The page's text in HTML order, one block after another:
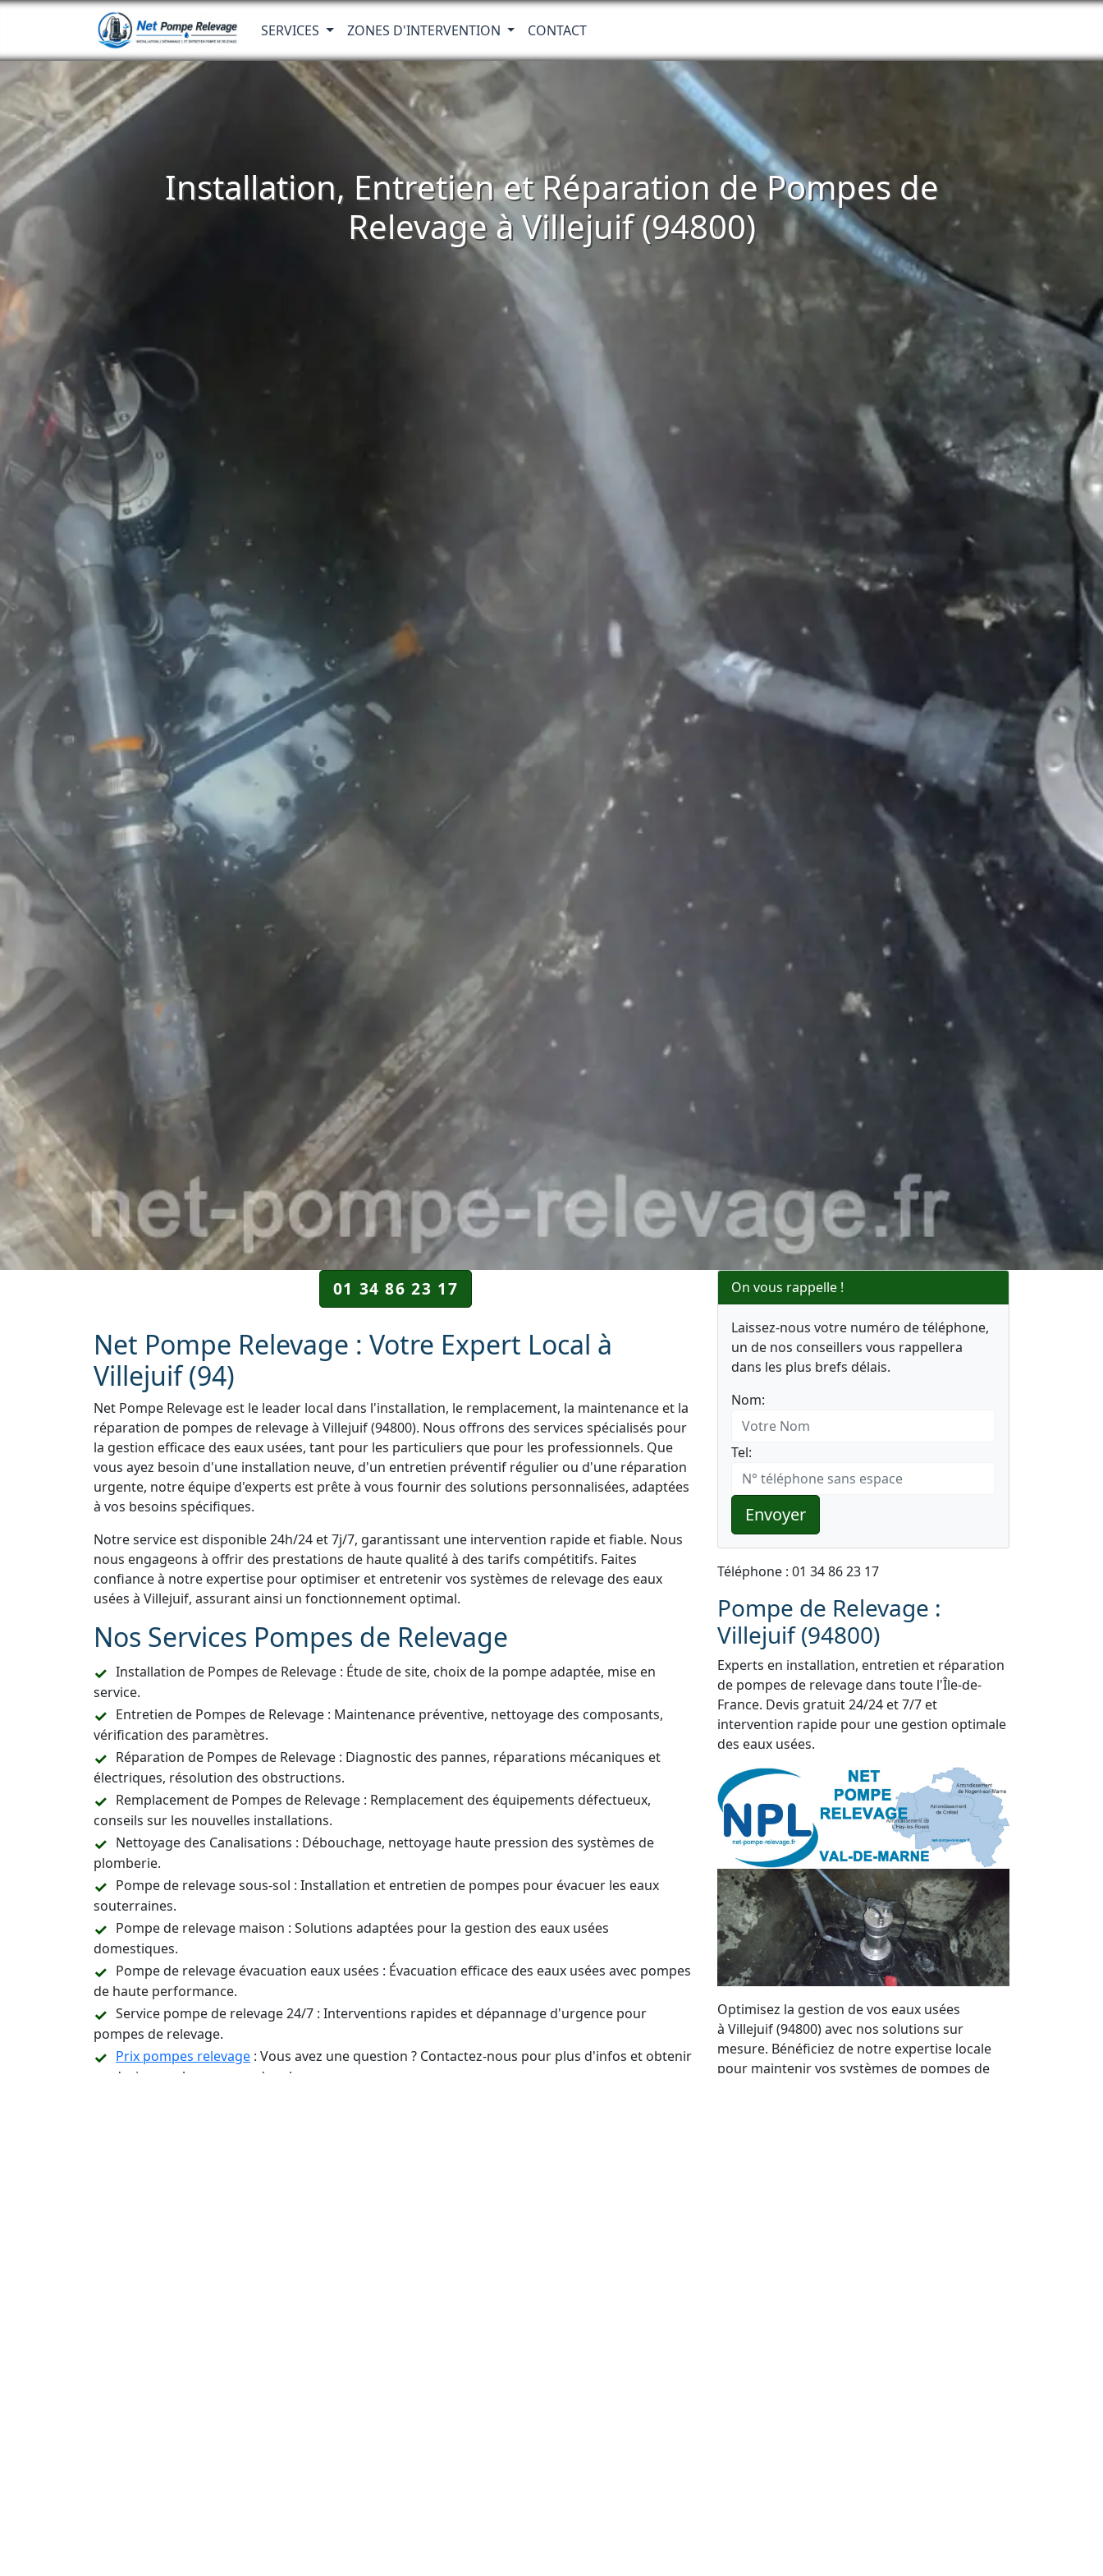
SERVICES ZONES D'INTERVENTION CONTACT
Installation, Entretien et Réparation de Pompes de
Relevage à Villejuif (94800)
01 34 86 23 17
Net Pompe Relevage : Votre Expert Local à
Villejuif (94)
Net Pompe Relevage est le leader local dans l'installation, le remplacement, la maintenance et la
réparation de pompes de relevage à Villejuif (94800). Nous offrons des services spécialisés pour
la gestion efficace des eaux usées, tant pour les particuliers que pour les professionnels. Que
vous ayez besoin d'une installation neuve, d'un entretien préventif régulier ou d'une réparation
urgente, notre équipe d'experts est prête à vous fournir des solutions personnalisées, adaptées
à vos besoins spécifiques.
Notre service est disponible 24h/24 et 7j/7, garantissant une intervention rapide et fiable. Nous
nous engageons à offrir des prestations de haute qualité à des tarifs compétitifs. Faites
confiance à notre expertise pour optimiser et entretenir vos systèmes de relevage des eaux
usées à Villejuif, assurant ainsi un fonctionnement optimal.
Nos Services Pompes de Relevage
Installation de Pompes de Relevage : Étude de site, choix de la pompe adaptée, mise en
service.
Entretien de Pompes de Relevage : Maintenance préventive, nettoyage des composants,
vérification des paramètres.
Réparation de Pompes de Relevage : Diagnostic des pannes, réparations mécaniques et
électriques, résolution des obstructions.
Remplacement de Pompes de Relevage : Remplacement des équipements défectueux,
conseils sur les nouvelles installations.
Nettoyage des Canalisations : Débouchage, nettoyage haute pression des systèmes de
plomberie.
Pompe de relevage sous-sol : Installation et entretien de pompes pour évacuer les eaux
souterraines.
Pompe de relevage maison : Solutions adaptées pour la gestion des eaux usées
domestiques.
Pompe de relevage évacuation eaux usées : Évacuation efficace des eaux usées avec pompes
de haute performance.
Service pompe de relevage 24/7 : Interventions rapides et dépannage d'urgence pour
pompes de relevage.
Prix pompes relevage : Vous avez une question ? Contactez-nous pour plus d'infos et obtenir
un devis pour les pompes de relevage.
On vous rappelle !
Laissez-nous votre numéro de téléphone,
un de nos conseillers vous rappellera
dans les plus brefs délais.
Nom:
Tel:
Envoyer
Téléphone : 01 34 86 23 17
Pompe de Relevage :
Villejuif (94800)
Experts en installation, entretien et réparation
de pompes de relevage dans toute l'Île-de-
France. Devis gratuit 24/24 et 7/7 et
intervention rapide pour une gestion optimale
des eaux usées.
Optimisez la gestion de vos eaux usées
à Villejuif (94800) avec nos solutions sur
mesure. Bénéficiez de notre expertise locale
pour maintenir vos systèmes de pompes de